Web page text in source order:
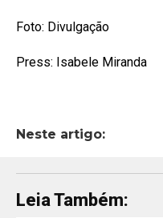
Foto: Divulgação
Press: Isabele Miranda
Neste artigo:
Leia Também: